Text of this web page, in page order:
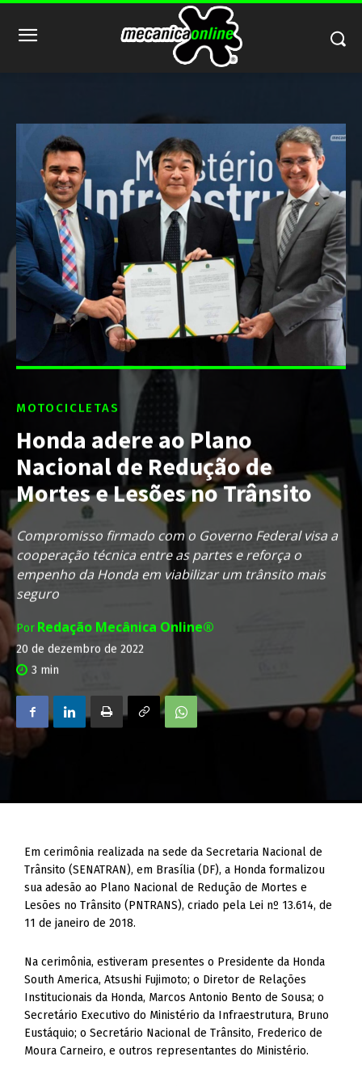
MOTOCICLETAS
Honda adere ao Plano
Nacional de Redução de
Mortes e Lesões no Trânsito
Compromisso firmado com o Governo Federal visa a
cooperação técnica entre as partes e reforça o
empenho da Honda em viabilizar um trânsito mais
seguro
Por Redação Mecânica Online®
20 de dezembro de 2022
3 min
Em cerimônia realizada na sede da Secretaria Nacional de
Trânsito (SENATRAN), em Brasília (DF), a Honda formalizou
sua adesão ao Plano Nacional de Redução de Mortes e
Lesões no Trânsito (PNTRANS), criado pela Lei nº 13.614, de
11 de janeiro de 2018.
Na cerimônia, estiveram presentes o Presidente da Honda
South America, Atsushi Fujimoto; o Diretor de Relações
Institucionais da Honda, Marcos Antonio Bento de Sousa; o
Secretário Executivo do Ministério da Infraestrutura, Bruno
Eustáquio; o Secretário Nacional de Trânsito, Frederico de
Moura Carneiro, e outros representantes do Ministério.